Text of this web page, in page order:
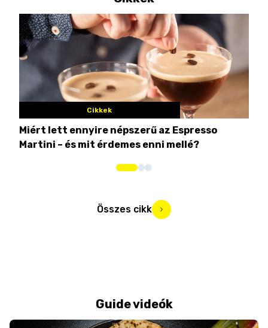
Cikkek
Miért lett ennyire népszerű az Espresso
Martini – és mit érdemes enni mellé?
Összes cikk
Guide videók